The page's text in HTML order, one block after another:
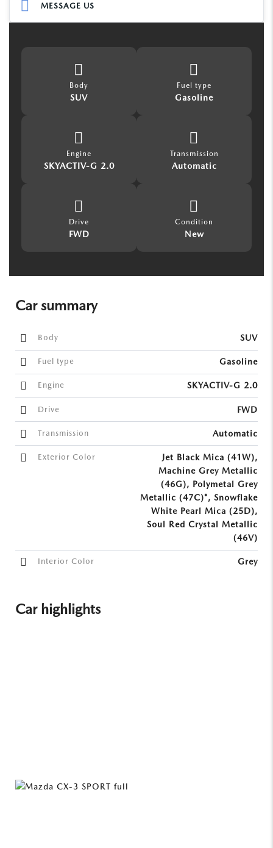
MESSAGE US
Body
SUV
Fuel type
Gasoline
Engine
SKYACTIV-G 2.0
Transmission
Automatic
Drive
FWD
Condition
New
Car summary
Body SUV
Fuel type Gasoline
Engine SKYACTIV-G 2.0
Drive FWD
Transmission Automatic
Exterior Color
Jet Black Mica (41W),
Machine Grey Metallic
(46G), Polymetal Grey
Metallic (47C)*, Snowflake
White Pearl Mica (25D),
Soul Red Crystal Metallic
(46V)
Interior Color Grey
Car highlights